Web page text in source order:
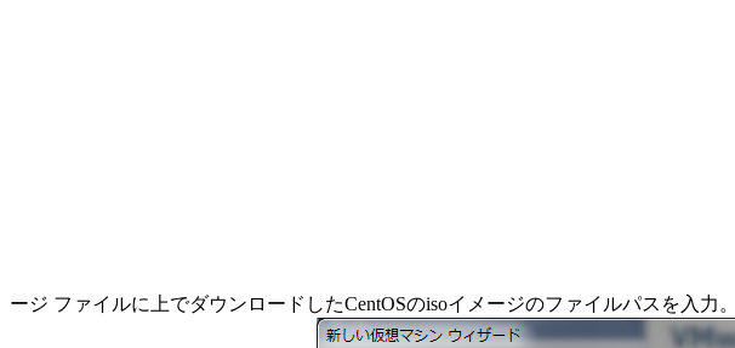
ージ ファイルに上でダウンロードしたCentOSのisoイメージのファイルパスを入力。